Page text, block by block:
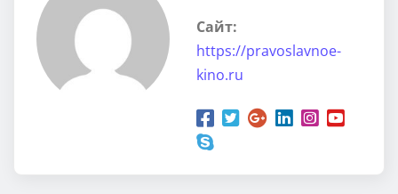
Сайт:
https://pravoslavnoe-
kino.ru